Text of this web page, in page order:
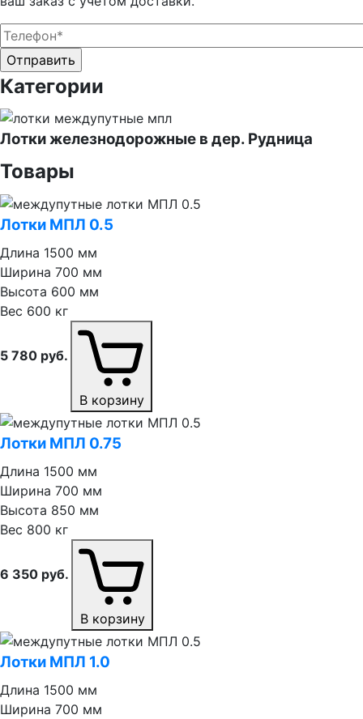
Оставьте это поле пустым.
Оставьте это поле пустым.
Категории
Лотки железнодорожные в дер. Рудница
Товары
Лотки МПЛ 0.5
Длина 1500 мм
Ширина 700 мм
Высота 600 мм
Вес 600 кг
5 780 руб.
В корзину
Лотки МПЛ 0.75
Длина 1500 мм
Ширина 700 мм
Высота 850 мм
Вес 800 кг
6 350 руб.
В корзину
Лотки МПЛ 1.0
Длина 1500 мм
Ширина 700 мм